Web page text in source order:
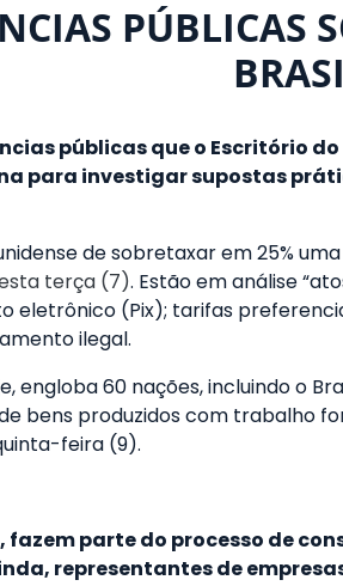
PÚBLICAS
públicas que o Escritório
para investigar supostas
de sobretaxar em 25%
terça (7). Estão em análise
eletrônico (Pix); tarifas
ilegal.
engloba 60 nações, incluindo o
bens produzidos com trabalho
feira (9).
fazem parte do processo de
representantes de